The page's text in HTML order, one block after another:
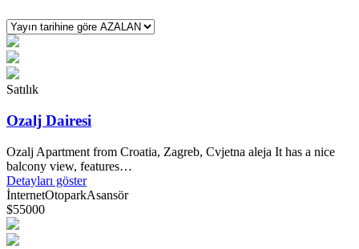
Satılık
Ozalj Dairesi
Ozalj Apartment from Croatia, Zagreb, Cvjetna aleja It has a nice
balcony view, features…
Detayları göster
İnternetOtoparkAsansör
$55000